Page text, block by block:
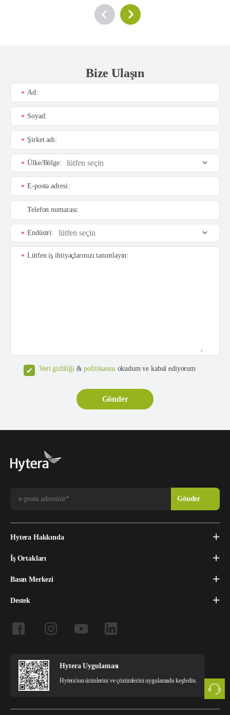
Bize Ulaşın
Ad:
*
Soyad:
*
Şirket adı:
*
Ülke/Bölge:
*
E-posta adresi:
*
Telefon numarası:
Endüstri:
*
Lütfen iş ihtiyaçlarınızı tanımlayın:
*
Veri gizliliği&politikasınıokudum ve kabul ediyorum
Hytera Hakkında
İş Ortakları
Basın Merkezi
Destek
Hytera Uygulaması
Hytera'nın ürünlerini ve çözümlerini uygulamada keşfedin.